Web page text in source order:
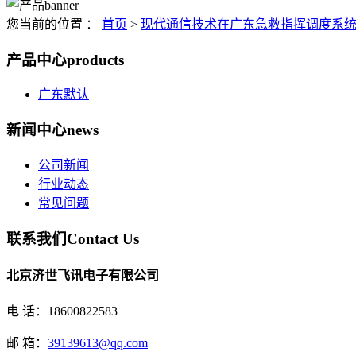
您当前的位置 ： 首页 > 现代通信技术在广东急救指挥调度系
产品中心products
广东默认
新闻中心news
公司新闻
行业动态
常见问题
联系我们Contact Us
北京济世飞讯电子有限公司
电 话：18600822583
邮 箱： 39139613@qq.com